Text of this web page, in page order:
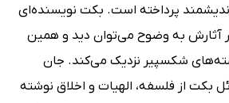
پرداخته است. بکت نویسنده‌ای
آثارش به وضوح می‌توان دید و همین
شکسپیر نزدیک می‌کند. جان
بکت از فلسفه، الهیات و اخلاق نوشته